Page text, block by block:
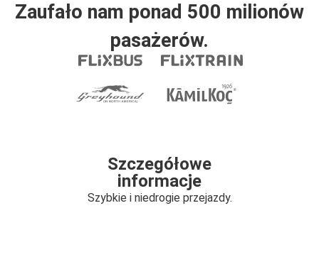
Zaufało nam ponad 500 milionów
pasażerów.
Szczegółowe
informacje
Szybkie i niedrogie przejazdy.